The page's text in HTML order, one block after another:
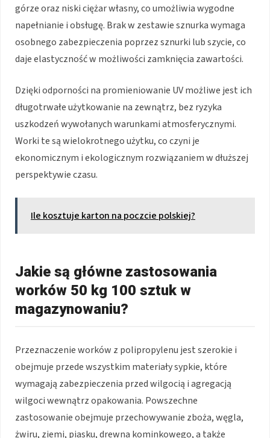
górze oraz niski ciężar własny, co umożliwia wygodne
napełnianie i obsługę. Brak w zestawie sznurka wymaga
osobnego zabezpieczenia poprzez sznurki lub szycie, co
daje elastyczność w możliwości zamknięcia zawartości.
Dzięki odporności na promieniowanie UV możliwe jest ich
długotrwałe użytkowanie na zewnątrz, bez ryzyka
uszkodzeń wywołanych warunkami atmosferycznymi.
Worki te są wielokrotnego użytku, co czyni je
ekonomicznym i ekologicznym rozwiązaniem w dłuższej
perspektywie czasu.
Ile kosztuje karton na poczcie polskiej?
Jakie są główne zastosowania
worków 50 kg 100 sztuk w
magazynowaniu?
Przeznaczenie worków z polipropylenu jest szerokie i
obejmuje przede wszystkim materiały sypkie, które
wymagają zabezpieczenia przed wilgocią i agregacją
wilgoci wewnątrz opakowania. Powszechne
zastosowanie obejmuje przechowywanie zboża, węgla,
żwiru, ziemi, piasku, drewna kominkowego, a także